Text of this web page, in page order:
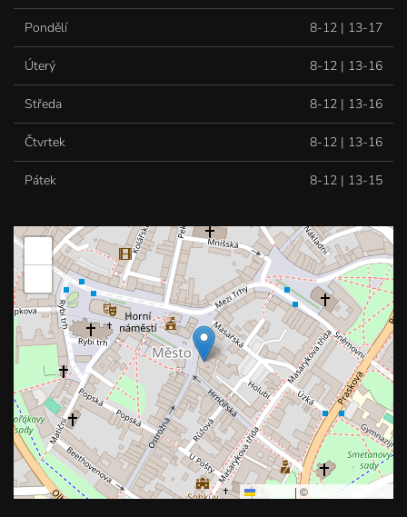
Pondělí 8-12 | 13-17
Úterý 8-12 | 13-16
Středa 8-12 | 13-16
Čtvrtek 8-12 | 13-16
Pátek 8-12 | 13-15
Leaflet | © OpenStreetMap